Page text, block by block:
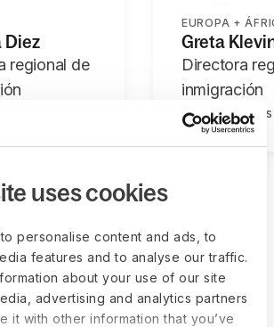
uses cookies
personalise content and ads, to
features and to analyse our traffic.
about your use of our site
advertising and analytics partners
it with other information that you’ve
Diez
regional de
EUROPA +
Greta
Directora
inmigración
De 10 a 15 años